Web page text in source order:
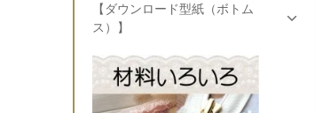
【ダウンロード型紙（ボトム
ス）】